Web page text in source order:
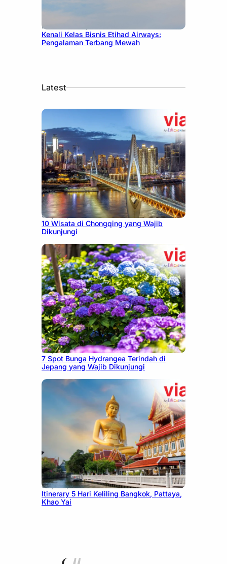
December 27, 2024
Kenali Kelas Bisnis Etihad Airways:
Pengalaman Terbang Mewah
Latest
July 30, 2026
10 Wisata di Chongqing yang Wajib
Dikunjungi
July 23, 2026
7 Spot Bunga Hydrangea Terindah di
Jepang yang Wajib Dikunjungi
July 20, 2026
Itinerary 5 Hari Keliling Bangkok, Pattaya,
Khao Yai